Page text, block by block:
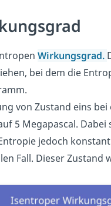
Wirkungsgrad.
bei dem die
von Zustand eins
5 Megapascal.
jedoch
Fall. Dieser Zustand